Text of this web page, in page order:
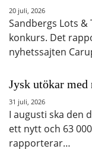
20 juli, 2026
Sandbergs Lots
konkurs. Det
nyhetssajten
Jysk utökar
31 juli, 2026
I augusti ska den
ett nytt och 63
rapporterar…